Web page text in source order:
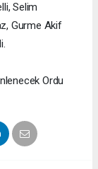
Selim
Gurme Akif
Ordu